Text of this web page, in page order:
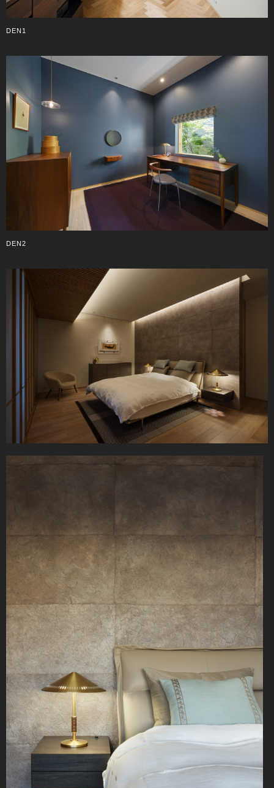
DEN1
DEN2